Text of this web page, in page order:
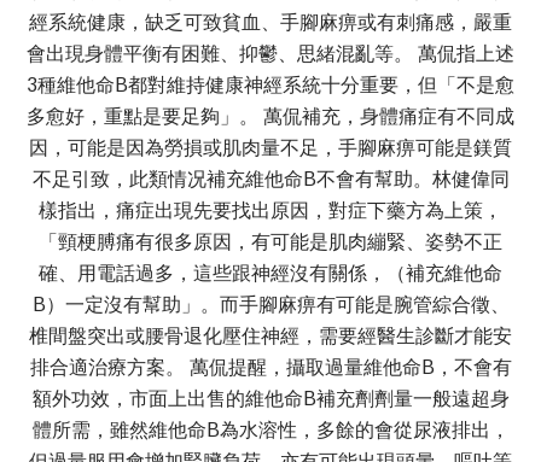
經系統健康，缺乏可致貧血、手腳麻痹或有刺痛感，嚴重
會出現身體平衡有困難、抑鬱、思緒混亂等。 萬侃指上述
3種維他命B都對維持健康神經系統十分重要，但「不是愈
多愈好，重點是要足夠」。 萬侃補充，身體痛症有不同成
因，可能是因為勞損或肌肉量不足，手腳麻痹可能是鎂質
不足引致，此類情况補充維他命B不會有幫助。林健偉同
樣指出，痛症出現先要找出原因，對症下藥方為上策，
「頸梗膊痛有很多原因，有可能是肌肉繃緊、姿勢不正
確、用電話過多，這些跟神經沒有關係，（補充維他命
B）一定沒有幫助」。而手腳麻痹有可能是腕管綜合徵、
椎間盤突出或腰骨退化壓住神經，需要經醫生診斷才能安
排合適治療方案。 萬侃提醒，攝取過量維他命B，不會有
額外功效，市面上出售的維他命B補充劑劑量一般遠超身
體所需，雖然維他命B為水溶性，多餘的會從尿液排出，